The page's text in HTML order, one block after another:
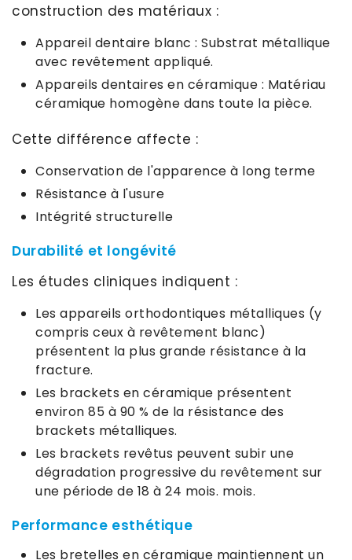
construction des matériaux :
Appareil dentaire blanc : Substrat métallique
avec revêtement appliqué.
Appareils dentaires en céramique : Matériau
céramique homogène dans toute la pièce.
Cette différence affecte :
Conservation de l'apparence à long terme
Résistance à l'usure
Intégrité structurelle
Durabilité et longévité
Les études cliniques indiquent :
Les appareils orthodontiques métalliques (y
compris ceux à revêtement blanc)
présentent la plus grande résistance à la
fracture.
Les brackets en céramique présentent
environ 85 à 90 % de la résistance des
brackets métalliques.
Les brackets revêtus peuvent subir une
dégradation progressive du revêtement sur
une période de 18 à 24 mois. mois.
Performance esthétique
Les bretelles en céramique maintiennent un